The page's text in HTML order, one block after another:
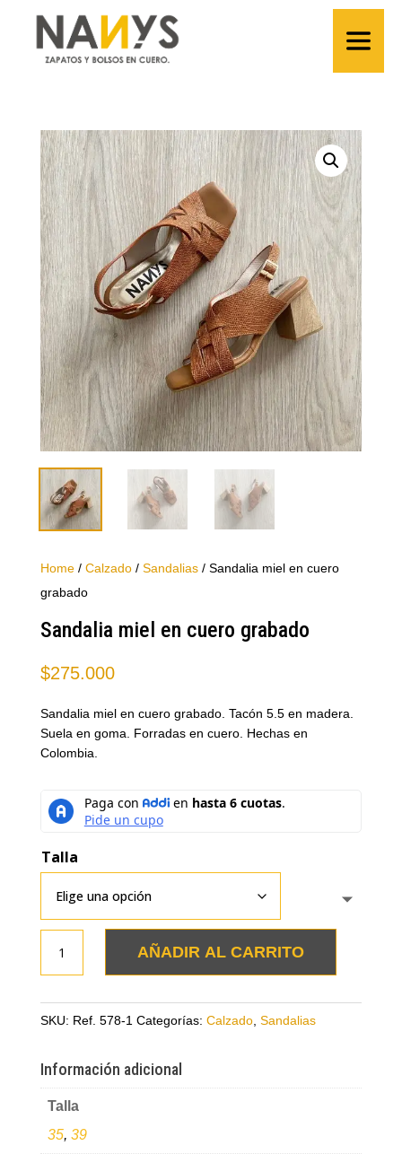
Home/ Calzado/ Sandalias/ Sandalia miel en cuero
grabado
Sandalia miel en cuero grabado
$275.000
Sandalia miel en cuero grabado. Tacón 5.5 en madera.
Suela en goma. Forradas en cuero. Hechas en
Colombia.
Talla
cuero
cantidad
AÑADIR AL CARRITO
SKU: Ref. 578-1 Categorías: Calzado, Sandalias
Información adicional
Talla
35, 39